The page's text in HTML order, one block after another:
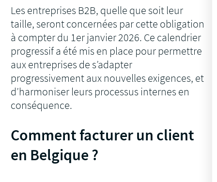
Les entreprises B2B, quelle que soit leur
taille, seront concernées par cette obligation
à compter du 1er janvier 2026. Ce calendrier
progressif a été mis en place pour permettre
aux entreprises de s’adapter
progressivement aux nouvelles exigences, et
d’harmoniser leurs processus internes en
conséquence.
Comment facturer un client
en Belgique ?